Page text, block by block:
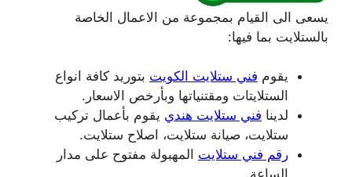
يسعى الى القيام بمجموعة من الاعمال الخاصة
بالستلايت بما فيها:
يقوم فني ستلايت الكويت بتوريد كافة انواع
الستلايتات ومقتنياتها وبأرخص الاسعار.
لدينا فني ستلايت هندي يقوم بأعمال تركيب
ستلايت، صيانة ستلايت، اصلاح ستلايت.
رقم فني ستلايت المهبولة مفتوح على مدار